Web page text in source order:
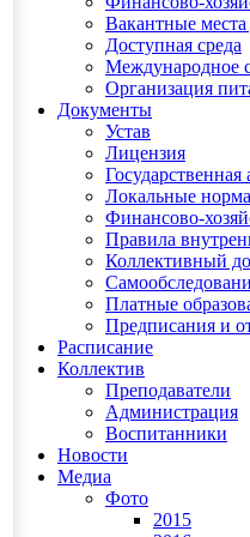
Вакантные
Доступная среда
Международное
Организация
Документы
Устав
Лицензия
Государственная
Локальные
Финансово-
Правила
Коллективный
Платные
Предписания и
Расписание
Коллектив
Преподаватели
Администрация
Воспитанники
Новости
Медиа
Фото
2015